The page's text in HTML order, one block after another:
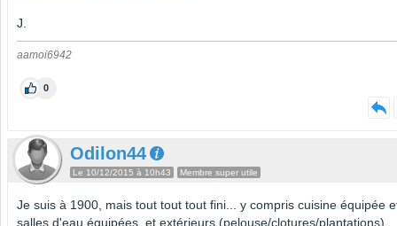
J.
aamoi6942
0
Odilon44
Le 10/12/2015 à 10h43 Membre super utile
Je suis à 1900, mais tout tout tout fini... y compris cuisine équipée
salles d'eau équipées, et extérieurs (pelouse/clotures/plantations).